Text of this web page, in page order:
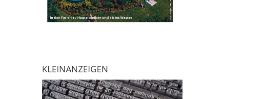
KLEINANZEIGEN